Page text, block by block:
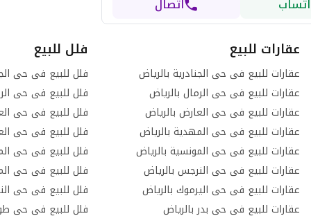
عقارات للبيع
عقارات للبيع فى حى الجنادرية بالرياض
عقارات للبيع فى حى الرمال بالرياض
عقارات للبيع فى حى العارض بالرياض
عقارات للبيع فى حى المهدية بالرياض
عقارات للبيع فى حى المونسية بالرياض
عقارات للبيع فى حى النرجس بالرياض
عقارات للبيع فى حى اليرموك بالرياض
عقارات للبيع فى حى بدر بالرياض
فلل للبيع
فلل للبيع فى حى
فلل للبيع فى حى
فلل للبيع فى حى
فلل للبيع فى حى
فلل للبيع فى حى
فلل للبيع فى حى
فلل للبيع فى حى
فلل للبيع فى حى